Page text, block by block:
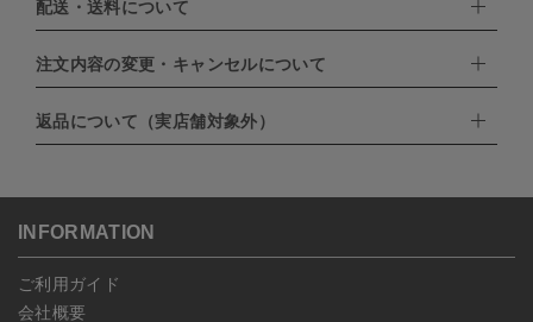
下記お支払い方法よりお選びいただけます。
・クレジットカード（VISA,mastercard,JCB,AMERICAN
EXPRESS,Diners Club）
・PayPay
・NP後払い
配送・送料について
配達業者：日本郵便
北海道：1,400円
沖縄：1,400円
注文内容の変更・キャンセルについて
ご注文日当日から翌日のAM9:00までにご連絡頂いた場合はキャン
セルは可能です。
ンセルしていただいた後、ご希望の商品のみ再度ご注文お願いしま
予約商品など一部キャンセルが出来ない場合がございます。あらか
じめご了承ください。
返品について（実店舗対象外）
こちらよりご依頼ください。
INFORMATION
ご利用ガイド
会社概要